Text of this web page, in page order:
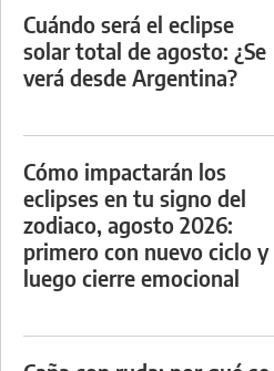
Cuándo será el eclipse
solar total de agosto: ¿Se
verá desde Argentina?
Cómo impactarán los
eclipses en tu signo del
zodiaco, agosto 2026:
primero con nuevo ciclo y
luego cierre emocional